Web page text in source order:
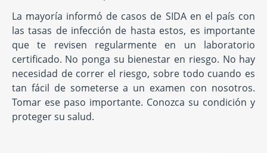
La mayoría informó de casos de SIDA en el país con
las tasas de infección de hasta estos, es importante
que te revisen regularmente en un laboratorio
certificado. No ponga su bienestar en riesgo. No hay
necesidad de correr el riesgo, sobre todo cuando es
tan fácil de someterse a un examen con nosotros.
Tomar ese paso importante. Conozca su condición y
proteger su salud.